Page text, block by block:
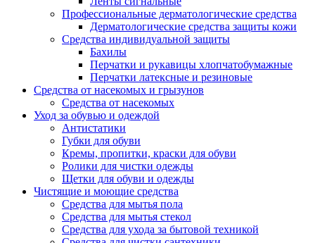
Профессиональные дерматологические средства
Дерматологические средства защиты кожи
Средства индивидуальной защиты
Бахилы
Перчатки и рукавицы хлопчатобумажные
Перчатки латексные и резиновые
Средства от насекомых и грызунов
Средства от насекомых
Уход за обувью и одеждой
Антистатики
Губки для обуви
Кремы, пропитки, краски для обуви
Ролики для чистки одежды
Щетки для обуви и одежды
Чистящие и моющие средства
Средства для мытья пола
Средства для мытья стекол
Средства для ухода за бытовой техникой